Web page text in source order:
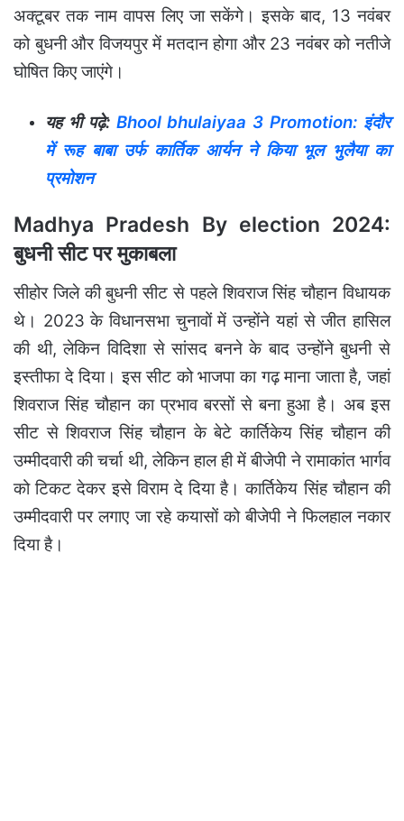
अक्टूबर तक नाम वापस लिए जा सकेंगे। इसके बाद, 13 नवंबर
को बुधनी और विजयपुर में मतदान होगा और 23 नवंबर को नतीजे
घोषित किए जाएंगे।
यह भी पढ़े: Bhool bhulaiyaa 3 Promotion: इंदौर
में रूह बाबा उर्फ कार्तिक आर्यन ने किया भूल भुलैया का
प्रमोशन
Madhya Pradesh By election 2024:
बुधनी सीट पर मुकाबला
सीहोर जिले की बुधनी सीट से पहले शिवराज सिंह चौहान विधायक
थे। 2023 के विधानसभा चुनावों में उन्होंने यहां से जीत हासिल
की थी, लेकिन विदिशा से सांसद बनने के बाद उन्होंने बुधनी से
इस्तीफा दे दिया। इस सीट को भाजपा का गढ़ माना जाता है, जहां
शिवराज सिंह चौहान का प्रभाव बरसों से बना हुआ है। अब इस
सीट से शिवराज सिंह चौहान के बेटे कार्तिकेय सिंह चौहान की
उम्मीदवारी की चर्चा थी, लेकिन हाल ही में बीजेपी ने रामाकांत भार्गव
को टिकट देकर इसे विराम दे दिया है। कार्तिकेय सिंह चौहान की
उम्मीदवारी पर लगाए जा रहे कयासों को बीजेपी ने फिलहाल नकार
दिया है।